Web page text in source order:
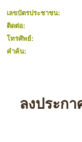
เลขบัตรประชาชน:
ติดต่อ:
โทรศัพย์:
คำค้น:
ลงประกา